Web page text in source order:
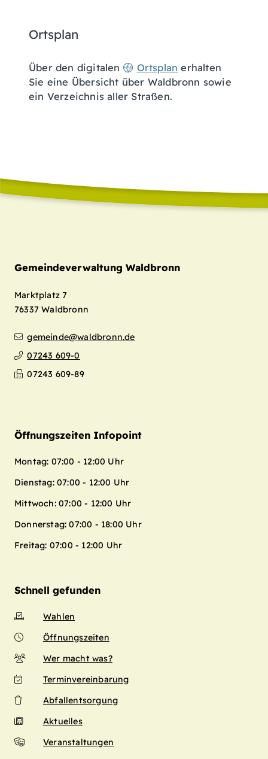
Ortsplan
Über den digitalen Ortsplan erhalten
Sie eine Übersicht über Waldbronn sowie
ein Verzeichnis aller Straßen.
Gemeindeverwaltung Waldbronn
Marktplatz 7
76337 Waldbronn
gemeinde@waldbronn.de
07243 609-0
07243 609-89
Öffnungszeiten Infopoint
Montag: 07:00 - 12:00 Uhr
Dienstag: 07:00 - 12:00 Uhr
Mittwoch: 07:00 - 12:00 Uhr
Donnerstag: 07:00 - 18:00 Uhr
Freitag: 07:00 - 12:00 Uhr
Schnell gefunden
Wahlen
Öffnungszeiten
Wer macht was?
Terminvereinbarung
Abfallentsorgung
Aktuelles
Veranstaltungen